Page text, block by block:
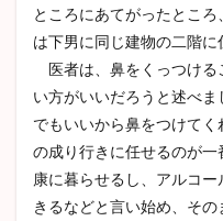
ところにあてがったとこ
は下男に同じ建物の二階に
医者は、鼻をくっつける
い方がいいだろうと述べ
でもいいから鼻をつけて
の成り行きに任せるのが
康に暮らせるし、アルコ
きるなどと言い始め、そ